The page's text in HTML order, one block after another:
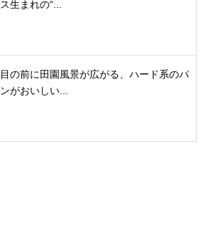
ス生まれの“...
目の前に田園風景が広がる、ハード系のパ
ンがおいしい...